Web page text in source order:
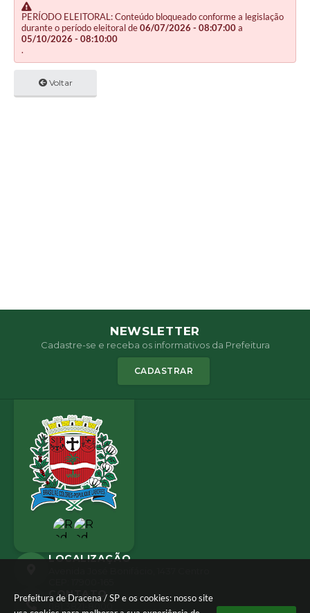
Prefeitura de Dracena / SP e os cookies: nosso site
PERÍODO ELEITORAL: Conteúdo bloqueado conforme a legislação
durante o período eleitoral de06/07/2026 - 08:07:00a
05/10/2026 - 08:10:00
.
Voltar
NEWSLETTER
Cadastre-se e receba os informativos da Prefeitura
CADASTRAR
LOCALIZAÇÃO
CONTATO